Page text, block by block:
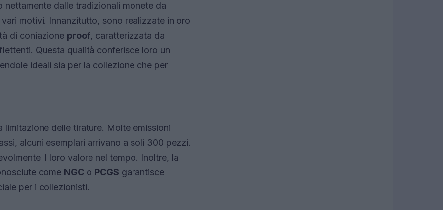
nettamente dalle tradizionali monete da
vari motivi. Innanzitutto, sono realizzate in oro
di coniazione proof, caratterizzata da
Questa qualità conferisce loro un
ideali sia per la collezione che per
limitazione delle tirature. Molte emissioni
alcuni esemplari arrivano a soli 300 pezzi.
il loro valore nel tempo. Inoltre, la
come NGC o PCGS garantisce
per i collezionisti.